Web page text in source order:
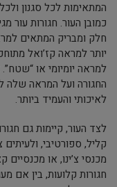
המתאימות לכל סגנון
כמובן העור. חגורות עור
חלק ומבריק המתאים
יותר למראה קז’ואל
למראה יומיומי או
לאיכותי והעמיד ביותר.
לצד העור, קיימות גם
קליל, ספורטיבי, ולעיתים
מכנסי צ’ינו, או מכנסיים
חגורות קלועות, בין אם